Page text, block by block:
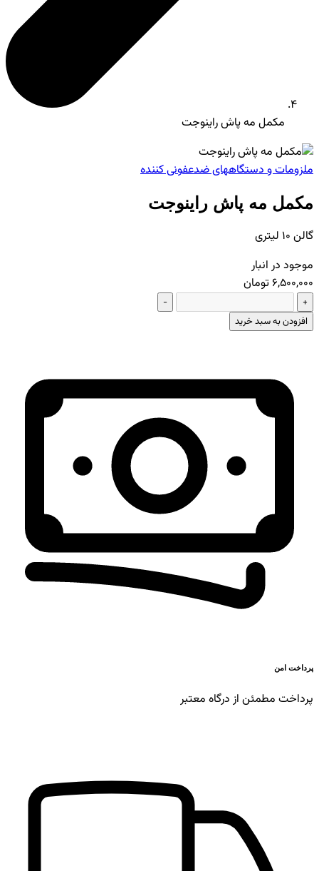
مکمل مه پاش راینوجت
ملزومات و دستگاههای ضدعفونی کننده
مکمل مه پاش راینوجت
گالن 10 لیتری
موجود در انبار
6,500,000 تومان
+
−
افزودن به سبد خرید
پرداخت امن
پرداخت مطمئن از درگاه معتبر